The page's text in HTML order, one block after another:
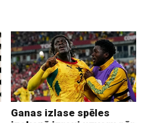
Ganas izlase spēles